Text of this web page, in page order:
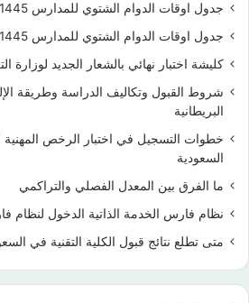
جدول اوقات الدوام الشتوي للمدارس 1445 الدمام
جدول اوقات الدوام الشتوي للمدارس 1445 حائل
كليشة اختبار نهائي بالشعار الجديد لوزارة
شروط القبول وتكاليف الدراسة وطريقة
البريطانية
خطوات التسجيل في اختبار الرخص
السعودية
ما الفرق بين المعدل الفصلي والتراكمي
نظام فارس الخدمة الذاتية الدخول لنظام فارس
متى تطلع نتائج قبول الكلية التقنية في السعودية